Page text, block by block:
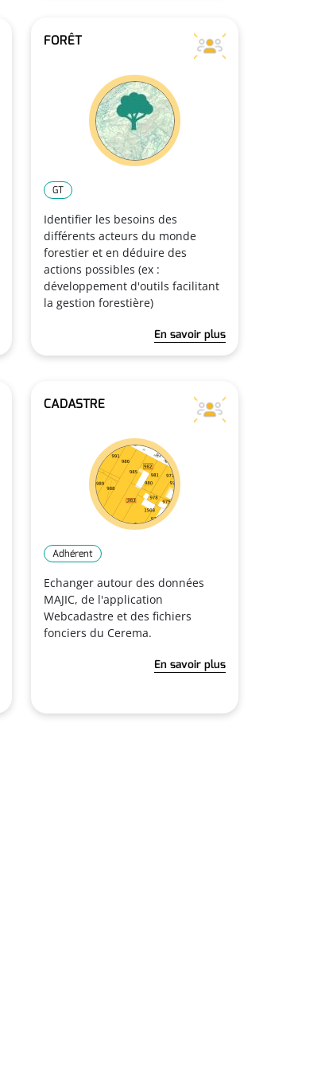
FORÊT
GT
Identifier les besoins des
différents acteurs du monde
forestier et en déduire des
actions possibles (ex :
développement d'outils facilitant
la gestion forestière)
En savoir plus
CADASTRE
Adhérent
Echanger autour des données
MAJIC, de l'application
Webcadastre et des fichiers
fonciers du Cerema.
En savoir plus